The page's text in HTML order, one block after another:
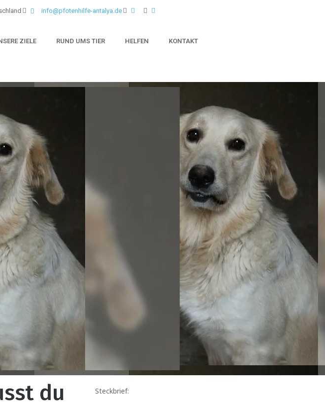
info@pfotenhilfe-antalya.de
ZIELE RUND UMS TIER HELFEN KONTAKT
du
Steckbrief: